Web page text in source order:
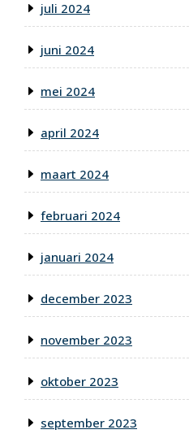
juli 2024
juni 2024
mei 2024
april 2024
maart 2024
februari 2024
januari 2024
december 2023
november 2023
oktober 2023
september 2023